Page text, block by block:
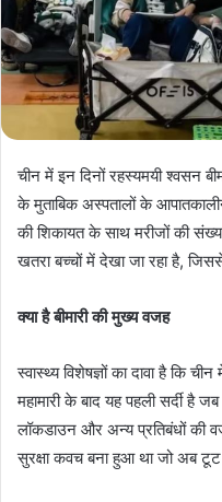
चीन में इन दिनों रहस्यमयी श्वसन
के मुताबिक अस्पतालों के
की शिकायत के साथ मरीजों की
खतरा बच्चों में देखा जा रहा है,
क्या है बीमारी की मुख्य वजह
स्वास्थ्य विशेषज्ञों का दावा है कि
महामारी के बाद यह पहली सर्दी है
लॉकडाउन और अन्य प्रतिबंधों की
सुरक्षा कवच बना हुआ था जो अब टूट